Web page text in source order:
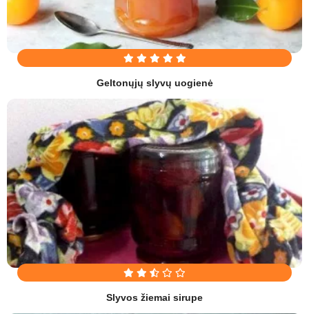
Geltonųjų slyvų uogienė
Slyvos žiemai sirupe